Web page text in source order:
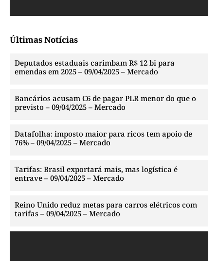
Últimas Notícias
Deputados estaduais carimbam R$ 12 bi para
emendas em 2025 – 09/04/2025 – Mercado
Bancários acusam C6 de pagar PLR menor do que o
previsto – 09/04/2025 – Mercado
Datafolha: imposto maior para ricos tem apoio de
76% – 09/04/2025 – Mercado
Tarifas: Brasil exportará mais, mas logística é
entrave – 09/04/2025 – Mercado
Reino Unido reduz metas para carros elétricos com
tarifas – 09/04/2025 – Mercado